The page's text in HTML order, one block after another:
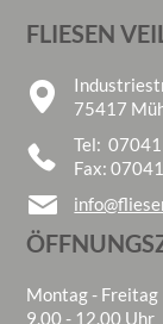
FLIESEN
75417
Tel:
Fax:
Montag - Freitag
9.00 - 12.00 Uhr